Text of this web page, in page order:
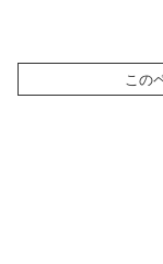
この